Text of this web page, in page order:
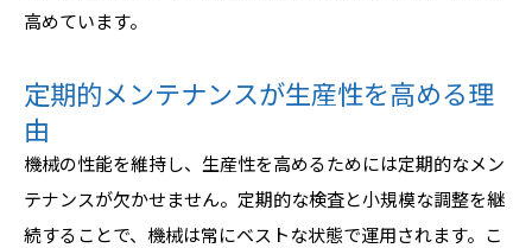
高めています。
定期的メンテナンスが生産性を高める理
由
機械の性能を維持し、生産性を高めるためには定期的なメン
テナンスが欠かせません。定期的な検査と小規模な調整を継
続することで、機械は常にベストな状態で運用されます。こ